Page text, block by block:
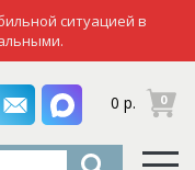
ситуацией в
0 р. 0